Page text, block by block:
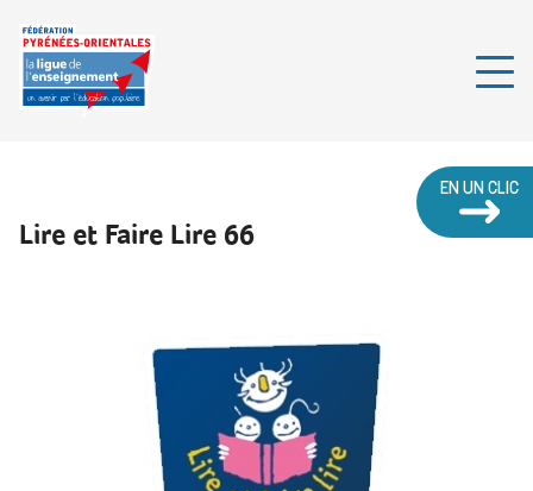
EN UN CLIC
Lire et Faire Lire 66